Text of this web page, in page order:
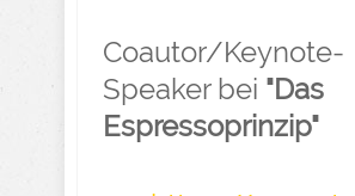
Coautor/Keynote-
Speaker bei "Das
Espressoprinzip"